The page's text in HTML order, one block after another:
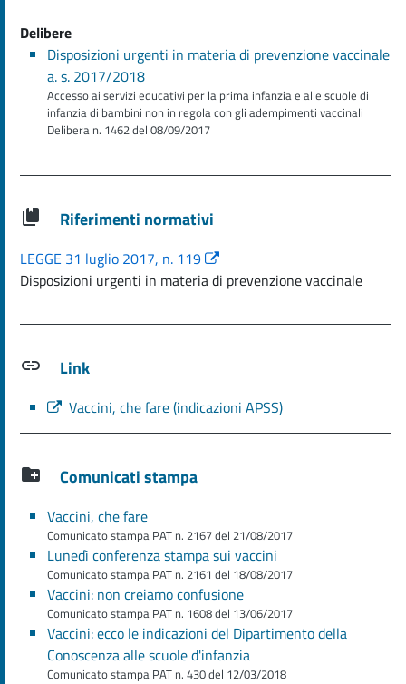
Delibere
Disposizioni urgenti in materia di prevenzione vaccinale
a. s. 2017/2018
Accesso ai servizi educativi per la prima infanzia e alle scuole di
infanzia di bambini non in regola con gli adempimenti vaccinali
Delibera n. 1462 del 08/09/2017
Riferimenti normativi
LEGGE 31 luglio 2017, n. 119
Disposizioni urgenti in materia di prevenzione vaccinale
Link
Vaccini, che fare (indicazioni APSS)
Comunicati stampa
Vaccini, che fare
Comunicato stampa PAT n. 2167 del 21/08/2017
Lunedì conferenza stampa sui vaccini
Comunicato stampa PAT n. 2161 del 18/08/2017
Vaccini: non creiamo confusione
Comunicato stampa PAT n. 1608 del 13/06/2017
Vaccini: ecco le indicazioni del Dipartimento della
Conoscenza alle scuole d'infanzia
Comunicato stampa PAT n. 430 del 12/03/2018